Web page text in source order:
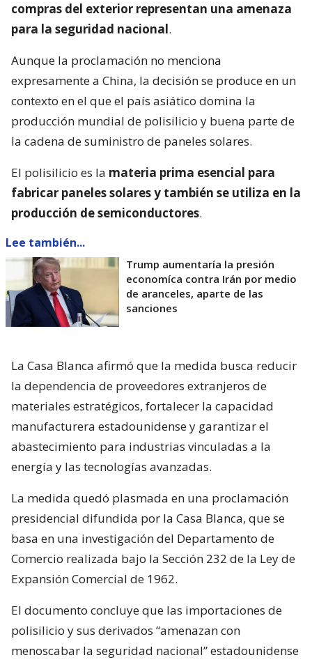
compras del exterior representan una amenaza
para la seguridad nacional.
Aunque la proclamación no menciona
expresamente a China, la decisión se produce en un
contexto en el que el país asiático domina la
producción mundial de polisilicio y buena parte de
la cadena de suministro de paneles solares.
El polisilicio es la materia prima esencial para
fabricar paneles solares y también se utiliza en la
producción de semiconductores.
Lee también...
Trump aumentaría la presión
economíca contra Irán por medio
de aranceles, aparte de las
sanciones
La Casa Blanca afirmó que la medida busca reducir
la dependencia de proveedores extranjeros de
materiales estratégicos, fortalecer la capacidad
manufacturera estadounidense y garantizar el
abastecimiento para industrias vinculadas a la
energía y las tecnologías avanzadas.
La medida quedó plasmada en una proclamación
presidencial difundida por la Casa Blanca, que se
basa en una investigación del Departamento de
Comercio realizada bajo la Sección 232 de la Ley de
Expansión Comercial de 1962.
El documento concluye que las importaciones de
polisilicio y sus derivados “amenazan con
menoscabar la seguridad nacional” estadounidense